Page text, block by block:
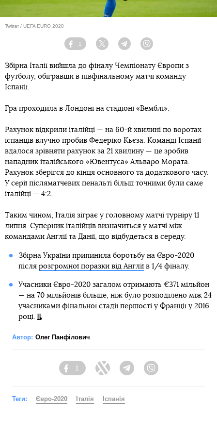
Twitter / UEFA EURO 2020
Facebook
1
Twitter TelegramViber
Збірна Італії вийшла до фіналу Чемпіонату Європи з
футболу, обігравши в півфінальному матчі команду
Іспанії.
Гра проходила в Лондоні на стадіоні «Вемблі».
Рахунок відкрили італійці — на 60-й хвилині по воротах
іспанців влучно пробив Федеріко Кьєза. Команді Іспанії
вдалося зрівняти рахунок за 21 хвилину — це зробив
нападник італійського «Ювентуса» Альваро Мората.
Рахунок зберігся до кінця основного та додаткового часу.
У серії післяматчевих пенальті більш точними були саме
італійці — 4:2.
Таким чином, Італія зіграє у головному матчі турніру 11
липня. Суперник італійців визначиться у матчі між
командами Англії та Данії, що відбудеться в середу.
Збірна України припинила боротьбу на Євро-2020
після розгромної поразки від Англіїв 1/4 фіналу.
Учасники Євро-2020 загалом отримають €371 мільйон
— на 70 мільйонів більше, ніж було розподілено між 24
учасниками фінальної стадії першості у Франції у 2016
році.
Автор: Олег Панфілович
Facebook
1
Twitter TelegramViber
Теги: Євро-2020 Італія Іспанія